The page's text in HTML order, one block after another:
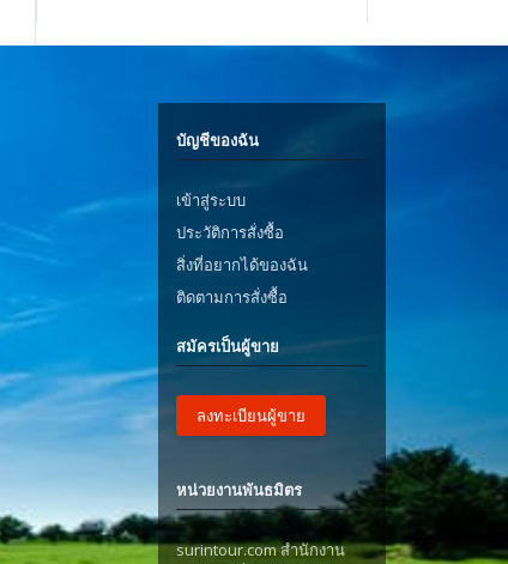
บัญชีของฉัน
เข้าสู่ระบบ
ประวัติการสั่งซื้อ
สิ่งที่อยากได้ของฉัน
ติดตามการสั่งซื้อ
สมัครเป็นผู้ขาย
ลงทะเบียนผู้ขาย
หน่วยงานพันธมิตร
surintour.com สำนักงาน